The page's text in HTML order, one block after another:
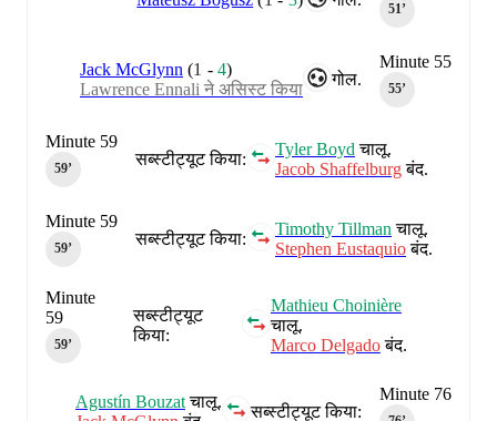
51‎’‎
Minute 55
55‎’‎
गोल.
Jack McGlynn (1 -4)
Lawrence Ennali ने असिस्ट किया
सब्स्टीट्यूट किया:
Tyler Boyd चालू.
Jacob Shaffelburgबंद.
Minute 59
59‎’‎
सब्स्टीट्यूट किया:
Timothy Tillman चालू.
Stephen Eustaquioबंद.
Minute 59
59‎’‎
सब्स्टीट्यूट
किया:
Mathieu Choinière
चालू.
Marco Delgadoबंद.
Minute
59
59‎’‎
Minute 76
सब्स्टीट्यूट किया:
Agustín Bouzatचालू.